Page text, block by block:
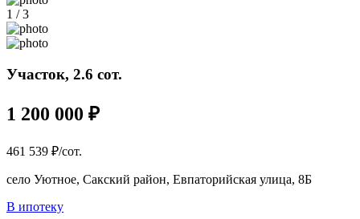
1 / 3
Участок, 2.6 сот.
1 200 000 ₽
461 539 ₽/сот.
село Уютное, Сакский район, Евпаторийская улица, 8Б
В ипотеку